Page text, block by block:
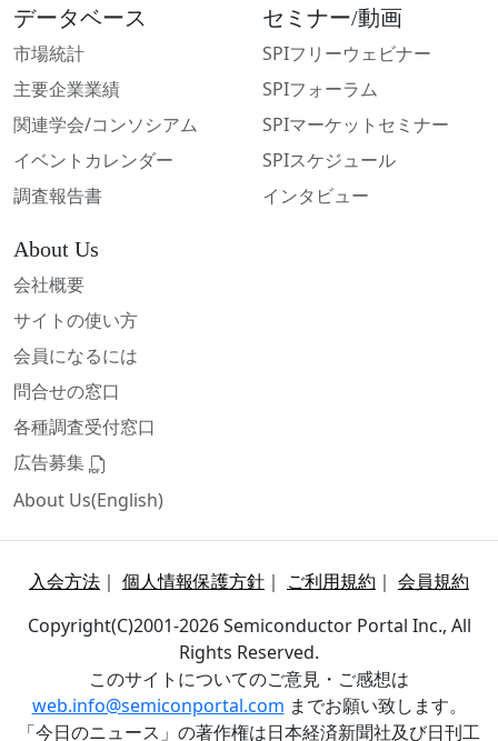
データベース
市場統計
主要企業業績
関連学会/コンソシアム
イベントカレンダー
調査報告書
セミナー/動画
SPIフリーウェビナー
SPIフォーラム
SPIマーケットセミナー
SPIスケジュール
インタビュー
About Us
会社概要
サイトの使い方
会員になるには
問合せの窓口
各種調査受付窓口
広告募集
About Us(English)
入会方法 ｜ 個人情報保護方針 ｜ ご利用規約 ｜ 会員規約
Copyright(C)2001-2026 Semiconductor Portal Inc., All
Rights Reserved.
このサイトについてのご意見・ご感想は
web.info@semiconportal.com までお願い致します。
「今日のニュース」の著作権は日本経済新聞社及び日刊工